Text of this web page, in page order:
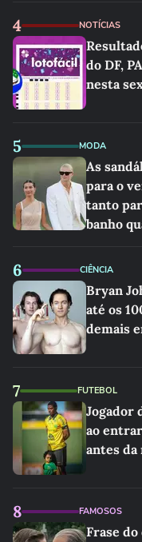
4 NOTÍCIAS
do DF,
nesta
5 MODA
As
para o
tanto
banho
6 CIÊNCIA
Bryan
até os
demais
7 FUTEBOL
Jogador
ao
antes da
8 FAMOSOS
Frase